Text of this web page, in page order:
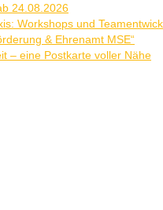
24.08.2026
Workshops und
& Ehrenamt MSE“
– eine Postkarte voller Nähe